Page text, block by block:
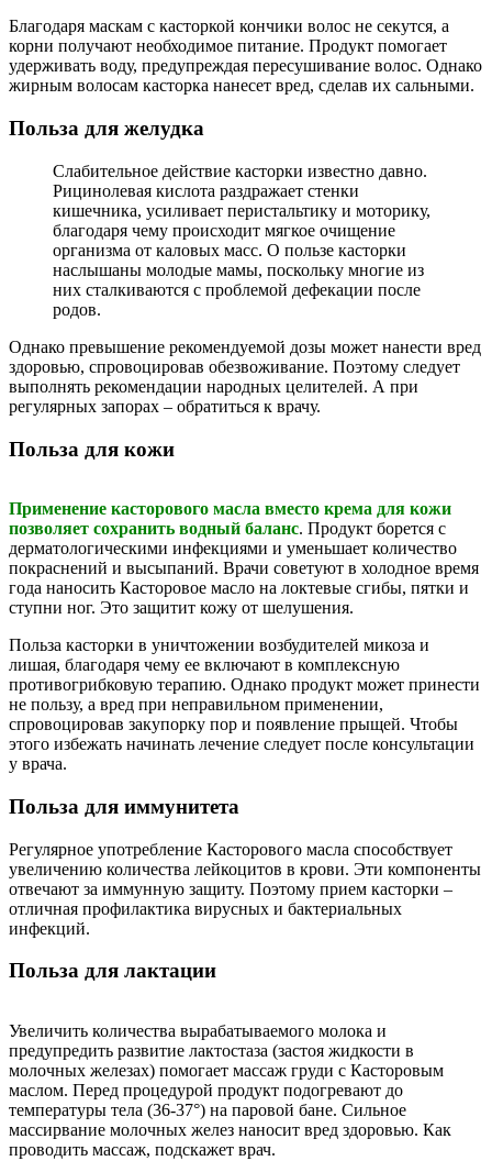
Благодаря маскам с касторкой кончики волос не секутся, а
корни получают необходимое питание. Продукт помогает
удерживать воду, предупреждая пересушивание волос. Однако
жирным волосам касторка нанесет вред, сделав их сальными.
Польза для желудка
Слабительное действие касторки известно давно.
Рицинолевая кислота раздражает стенки
кишечника, усиливает перистальтику и моторику,
благодаря чему происходит мягкое очищение
организма от каловых масс. О пользе касторки
наслышаны молодые мамы, поскольку многие из
них сталкиваются с проблемой дефекации после
родов.
Однако превышение рекомендуемой дозы может нанести вред
здоровью, спровоцировав обезвоживание. Поэтому следует
выполнять рекомендации народных целителей. А при
регулярных запорах – обратиться к врачу.
Польза для кожи
Применение касторового масла вместо крема для кожи
позволяет сохранить водный баланс. Продукт борется с
дерматологическими инфекциями и уменьшает количество
покраснений и высыпаний. Врачи советуют в холодное время
года наносить Касторовое масло на локтевые сгибы, пятки и
ступни ног. Это защитит кожу от шелушения.
Польза касторки в уничтожении возбудителей микоза и
лишая, благодаря чему ее включают в комплексную
противогрибковую терапию. Однако продукт может принести
не пользу, а вред при неправильном применении,
спровоцировав закупорку пор и появление прыщей. Чтобы
этого избежать начинать лечение следует после консультации
у врача.
Польза для иммунитета
Регулярное употребление Касторового масла способствует
увеличению количества лейкоцитов в крови. Эти компоненты
отвечают за иммунную защиту. Поэтому прием касторки –
отличная профилактика вирусных и бактериальных
инфекций.
Польза для лактации
Увеличить количества вырабатываемого молока и
предупредить развитие лактостаза (застоя жидкости в
молочных железах) помогает массаж груди с Касторовым
маслом. Перед процедурой продукт подогревают до
температуры тела (36-37°) на паровой бане. Сильное
массирвание молочных желез наносит вред здоровью. Как
проводить массаж, подскажет врач.